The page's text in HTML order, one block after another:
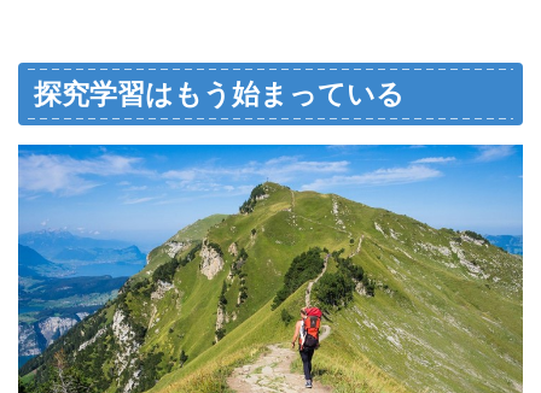
探究学習はもう始まっている